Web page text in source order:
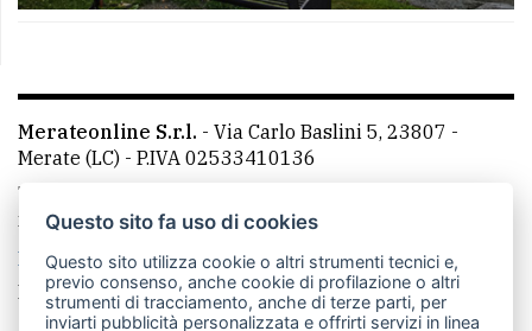
Merateonline S.r.l. - Via Carlo Baslini 5, 23807 -
Merate (LC) - P.IVA 02533410136
Telefono:
mail: redazione@leccoonline.com
La redazione
MerateOnline CasateOnline
RSS
Made by VIP
Questo sito fa uso di cookies
Questo sito utilizza cookie o altri strumenti tecnici e,
previo consenso, anche cookie di profilazione o altri
strumenti di tracciamento, anche di terze parti, per
inviarti pubblicità personalizzata e offrirti servizi in linea